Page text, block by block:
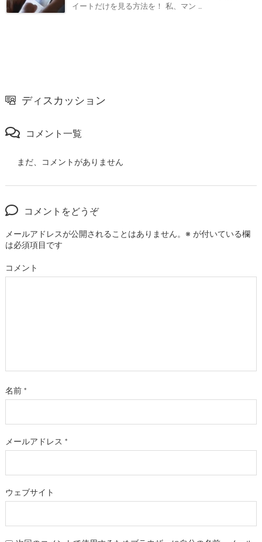
イートだけを見る方法を！ 私、マン ...
ディスカッション
コメント一覧
まだ、コメントがありません
コメントをどうぞ
メールアドレスが公開されることはありません。 ※ が付いている欄
は必須項目です
コメント
名前 *
メールアドレス *
ウェブサイト